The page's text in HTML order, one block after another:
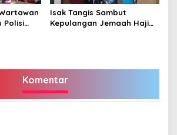
Polisi
Isak Tangis Sambut
Kepulangan Jemaah Haji
Komentar